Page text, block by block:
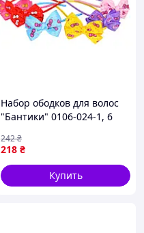
Набор ободков для волос
"Бантики" 0106-024-1, 6
218 ₴
242₴
Купить